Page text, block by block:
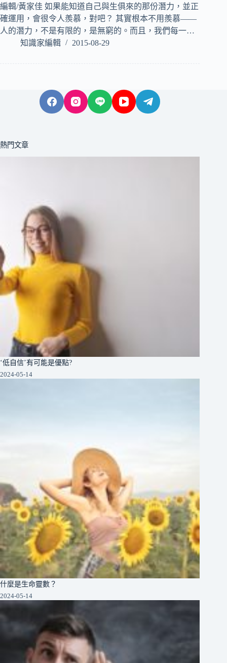
編輯/黃家佳 如果能知道自己與生俱來的那份潛力，並正
確運用，會很令人羨慕，對吧？ 其實根本不用羨慕——
人的潛力，不是有限的，是無窮的。而且，我們每一…
知識家編輯
2015-08-29
熱門文章
‘低自信’有可能是優點?
2024-05-14
什麼是生命靈數？
2024-05-14